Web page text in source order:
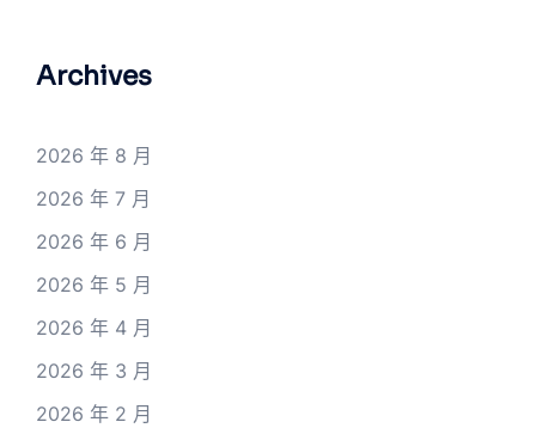
Archives
2026 年 8 月
2026 年 7 月
2026 年 6 月
2026 年 5 月
2026 年 4 月
2026 年 3 月
2026 年 2 月